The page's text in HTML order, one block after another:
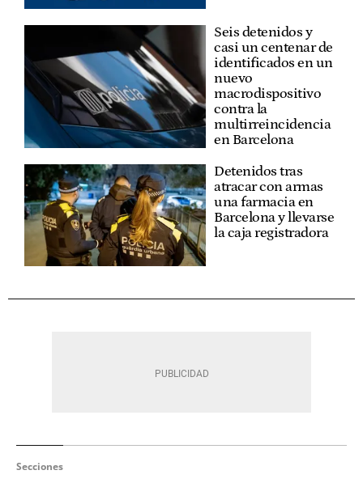
Seis detenidos y
casi un centenar de
identificados en un
nuevo
macrodispositivo
contra la
multirreincidencia
en Barcelona
Detenidos tras
atracar con armas
una farmacia en
Barcelona y llevarse
la caja registradora
Secciones